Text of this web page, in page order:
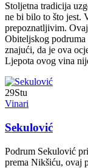
Stoljetna tradicija
ne bi bilo to što jest.
prepoznatljivim.
Obiteljskog
znajući, da je ova
Ljepota ovog vina
29Stu
Vinari
Sekulović
Podrum Sekulović
prema Nikšiću, ovaj